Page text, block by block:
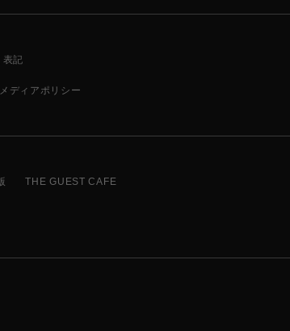
表記
ディアポリシー
THE GUEST CAFE